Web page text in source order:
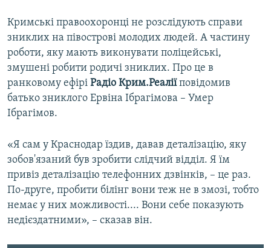
Усі сайти RFE/RL
Кримські правоохоронці не розслідують справи
зниклих на півострові молодих людей. А частину
роботи, яку мають виконувати поліцейські,
змушені робити родичі зниклих. Про це в
ранковому ефірі Радіо Крим.Реаліїповідомив
батько зниклого Ервіна Ібрагімова – Умер
Ібрагімов.
«Я сам у Краснодар їздив, давав деталізацію, яку
зобов'язаний був зробити слідчий відділ. Я їм
привіз деталізацію телефонних дзвінків, – це раз.
По-друге, пробити білінг вони теж не в змозі, тобто
немає у них можливості.... Вони себе показують
недієздатними», – сказав він.